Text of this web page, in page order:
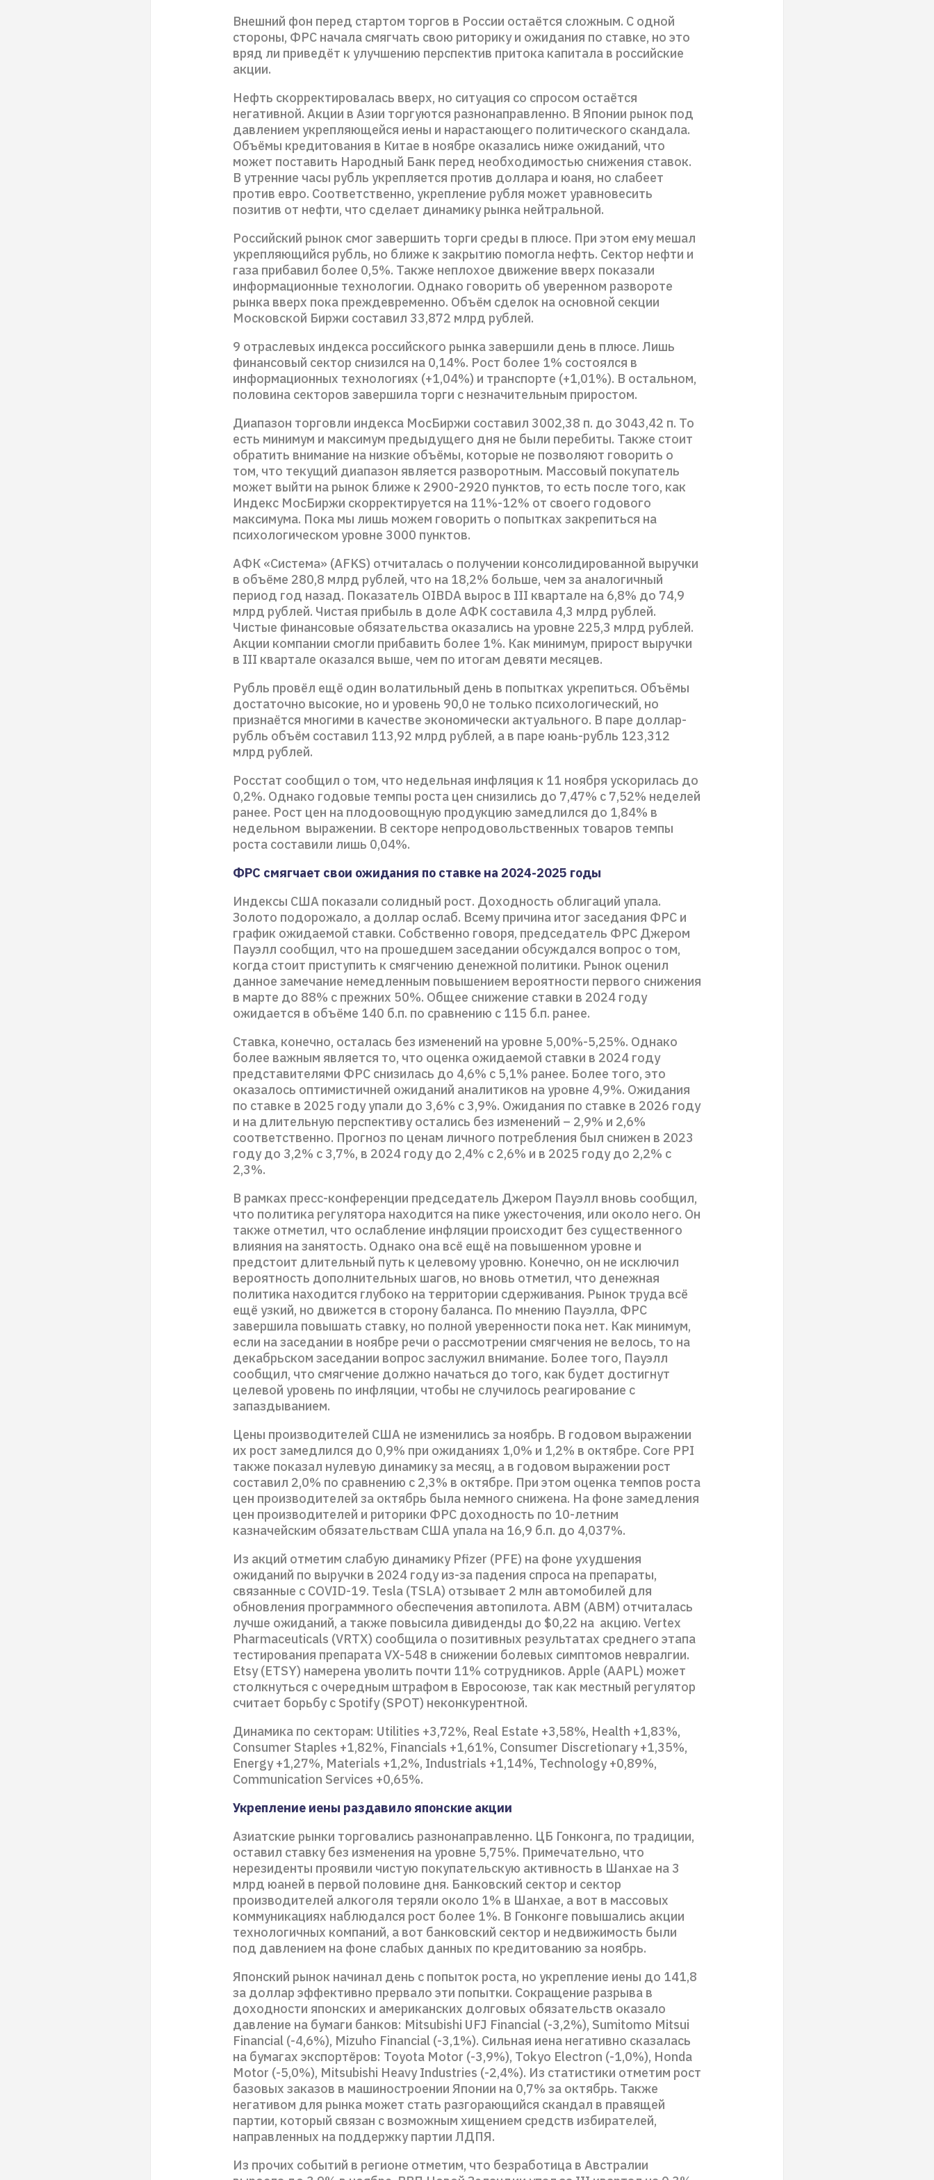
Внешний фон перед стартом торгов в России остаётся сложным. С одной
стороны, ФРС начала смягчать свою риторику и ожидания по ставке, но это
вряд ли приведёт к улучшению перспектив притока капитала в российские
акции.
Нефть скорректировалась вверх, но ситуация со спросом остаётся
негативной. Акции в Азии торгуются разнонаправленно. В Японии рынок под
давлением укрепляющейся иены и нарастающего политического скандала.
Объёмы кредитования в Китае в ноябре оказались ниже ожиданий, что
может поставить Народный Банк перед необходимостью снижения ставок.
В утренние часы рубль укрепляется против доллара и юаня, но слабеет
против евро. Соответственно, укрепление рубля может уравновесить
позитив от нефти, что сделает динамику рынка нейтральной.
Российский рынок смог завершить торги среды в плюсе. При этом ему мешал
укрепляющийся рубль, но ближе к закрытию помогла нефть. Сектор нефти и
газа прибавил более 0,5%. Также неплохое движение вверх показали
информационные технологии. Однако говорить об уверенном развороте
рынка вверх пока преждевременно. Объём сделок на основной секции
Московской Биржи составил 33,872 млрд рублей.
9 отраслевых индекса российского рынка завершили день в плюсе. Лишь
финансовый сектор снизился на 0,14%. Рост более 1% состоялся в
информационных технологиях (+1,04%) и транспорте (+1,01%). В остальном,
половина секторов завершила торги с незначительным приростом.
Диапазон торговли индекса МосБиржи составил 3002,38 п. до 3043,42 п. То
есть минимум и максимум предыдущего дня не были перебиты. Также стоит
обратить внимание на низкие объёмы, которые не позволяют говорить о
том, что текущий диапазон является разворотным. Массовый покупатель
может выйти на рынок ближе к 2900-2920 пунктов, то есть после того, как
Индекс МосБиржи скорректируется на 11%-12% от своего годового
максимума. Пока мы лишь можем говорить о попытках закрепиться на
психологическом уровне 3000 пунктов.
АФК «Система» (AFKS) отчиталась о получении консолидированной выручки
в объёме 280,8 млрд рублей, что на 18,2% больше, чем за аналогичный
период год назад. Показатель OIBDA вырос в III квартале на 6,8% до 74,9
млрд рублей. Чистая прибыль в доле АФК составила 4,3 млрд рублей.
Чистые финансовые обязательства оказались на уровне 225,3 млрд рублей.
Акции компании смогли прибавить более 1%. Как минимум, прирост выручки
в III квартале оказался выше, чем по итогам девяти месяцев.
Рубль провёл ещё один волатильный день в попытках укрепиться. Объёмы
достаточно высокие, но и уровень 90,0 не только психологический, но
признаётся многими в качестве экономически актуального. В паре доллар-
рубль объём составил 113,92 млрд рублей, а в паре юань-рубль 123,312
млрд рублей.
Росстат сообщил о том, что недельная инфляция к 11 ноября ускорилась до
0,2%. Однако годовые темпы роста цен снизились до 7,47% с 7,52% неделей
ранее. Рост цен на плодоовощную продукцию замедлился до 1,84% в
недельном выражении. В секторе непродовольственных товаров темпы
роста составили лишь 0,04%.
ФРС смягчает свои ожидания по ставке на 2024-2025 годы
Индексы США показали солидный рост. Доходность облигаций упала.
Золото подорожало, а доллар ослаб. Всему причина итог заседания ФРС и
график ожидаемой ставки. Собственно говоря, председатель ФРС Джером
Пауэлл сообщил, что на прошедшем заседании обсуждался вопрос о том,
когда стоит приступить к смягчению денежной политики. Рынок оценил
данное замечание немедленным повышением вероятности первого снижения
в марте до 88% с прежних 50%. Общее снижение ставки в 2024 году
ожидается в объёме 140 б.п. по сравнению с 115 б.п. ранее.
Ставка, конечно, осталась без изменений на уровне 5,00%-5,25%. Однако
более важным является то, что оценка ожидаемой ставки в 2024 году
представителями ФРС снизилась до 4,6% с 5,1% ранее. Более того, это
оказалось оптимистичней ожиданий аналитиков на уровне 4,9%. Ожидания
по ставке в 2025 году упали до 3,6% с 3,9%. Ожидания по ставке в 2026 году
и на длительную перспективу остались без изменений – 2,9% и 2,6%
соответственно. Прогноз по ценам личного потребления был снижен в 2023
году до 3,2% с 3,7%, в 2024 году до 2,4% с 2,6% и в 2025 году до 2,2% с
2,3%.
В рамках пресс-конференции председатель Джером Пауэлл вновь сообщил,
что политика регулятора находится на пике ужесточения, или около него. Он
также отметил, что ослабление инфляции происходит без существенного
влияния на занятость. Однако она всё ещё на повышенном уровне и
предстоит длительный путь к целевому уровню. Конечно, он не исключил
вероятность дополнительных шагов, но вновь отметил, что денежная
политика находится глубоко на территории сдерживания. Рынок труда всё
ещё узкий, но движется в сторону баланса. По мнению Пауэлла, ФРС
завершила повышать ставку, но полной уверенности пока нет. Как минимум,
если на заседании в ноябре речи о рассмотрении смягчения не велось, то на
декабрьском заседании вопрос заслужил внимание. Более того, Пауэлл
сообщил, что смягчение должно начаться до того, как будет достигнут
целевой уровень по инфляции, чтобы не случилось реагирование с
запаздыванием.
Цены производителей США не изменились за ноябрь. В годовом выражении
их рост замедлился до 0,9% при ожиданиях 1,0% и 1,2% в октябре. Core PPI
также показал нулевую динамику за месяц, а в годовом выражении рост
составил 2,0% по сравнению с 2,3% в октябре. При этом оценка темпов роста
цен производителей за октябрь была немного снижена. На фоне замедления
цен производителей и риторики ФРС доходность по 10-летним
казначейским обязательствам США упала на 16,9 б.п. до 4,037%.
Из акций отметим слабую динамику Pfizer (PFE) на фоне ухудшения
ожиданий по выручки в 2024 году из-за падения спроса на препараты,
связанные с COVID-19. Tesla (TSLA) отзывает 2 млн автомобилей для
обновления программного обеспечения автопилота. ABM (ABM) отчиталась
лучше ожиданий, а также повысила дивиденды до $0,22 на акцию. Vertex
Pharmaceuticals (VRTX) сообщила о позитивных результатах среднего этапа
тестирования препарата VX-548 в снижении болевых симптомов невралгии.
Etsy (ETSY) намерена уволить почти 11% сотрудников. Apple (AAPL) может
столкнуться с очередным штрафом в Евросоюзе, так как местный регулятор
считает борьбу с Spotify (SPOT) неконкурентной.
Динамика по секторам: Utilities +3,72%, Real Estate +3,58%, Health +1,83%,
Consumer Staples +1,82%, Financials +1,61%, Consumer Discretionary +1,35%,
Energy +1,27%, Materials +1,2%, Industrials +1,14%, Technology +0,89%,
Communication Services +0,65%.
Укрепление иены раздавило японские акции
Азиатские рынки торговались разнонаправленно. ЦБ Гонконга, по традиции,
оставил ставку без изменения на уровне 5,75%. Примечательно, что
нерезиденты проявили чистую покупательскую активность в Шанхае на 3
млрд юаней в первой половине дня. Банковский сектор и сектор
производителей алкоголя теряли около 1% в Шанхае, а вот в массовых
коммуникациях наблюдался рост более 1%. В Гонконге повышались акции
технологичных компаний, а вот банковский сектор и недвижимость были
под давлением на фоне слабых данных по кредитованию за ноябрь.
Японский рынок начинал день с попыток роста, но укрепление иены до 141,8
за доллар эффективно прервало эти попытки. Сокращение разрыва в
доходности японских и американских долговых обязательств оказало
давление на бумаги банков: Mitsubishi UFJ Financial (-3,2%), Sumitomo Mitsui
Financial (-4,6%), Mizuho Financial (-3,1%). Сильная иена негативно сказалась
на бумагах экспортёров: Toyota Motor (-3,9%), Tokyo Electron (-1,0%), Honda
Motor (-5,0%), Mitsubishi Heavy Industries (-2,4%). Из статистики отметим рост
базовых заказов в машиностроении Японии на 0,7% за октябрь. Также
негативом для рынка может стать разгорающийся скандал в правящей
партии, который связан с возможным хищением средств избирателей,
направленных на поддержку партии ЛДПЯ.
Из прочих событий в регионе отметим, что безработица в Австралии